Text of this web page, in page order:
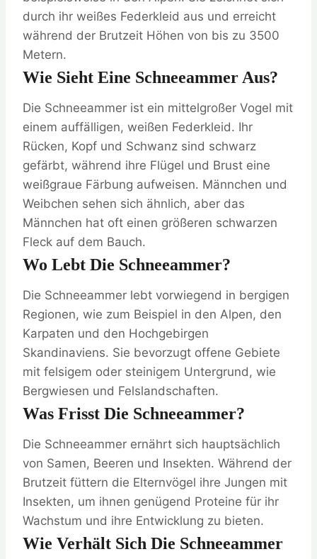
durch ihr weißes Federkleid aus und erreicht
während der Brutzeit Höhen von bis zu 3500
Metern.
Wie Sieht Eine Schneeammer Aus?
Die Schneeammer ist ein mittelgroßer Vogel mit
einem auffälligen, weißen Federkleid. Ihr
Rücken, Kopf und Schwanz sind schwarz
gefärbt, während ihre Flügel und Brust eine
weißgraue Färbung aufweisen. Männchen und
Weibchen sehen sich ähnlich, aber das
Männchen hat oft einen größeren schwarzen
Fleck auf dem Bauch.
Wo Lebt Die Schneeammer?
Die Schneeammer lebt vorwiegend in bergigen
Regionen, wie zum Beispiel in den Alpen, den
Karpaten und den Hochgebirgen
Skandinaviens. Sie bevorzugt offene Gebiete
mit felsigem oder steinigem Untergrund, wie
Bergwiesen und Felslandschaften.
Was Frisst Die Schneeammer?
Die Schneeammer ernährt sich hauptsächlich
von Samen, Beeren und Insekten. Während der
Brutzeit füttern die Elternvögel ihre Jungen mit
Insekten, um ihnen genügend Proteine für ihr
Wachstum und ihre Entwicklung zu bieten.
Wie Verhält Sich Die Schneeammer